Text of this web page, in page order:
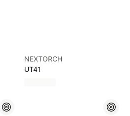
NEXTORCH
UT41